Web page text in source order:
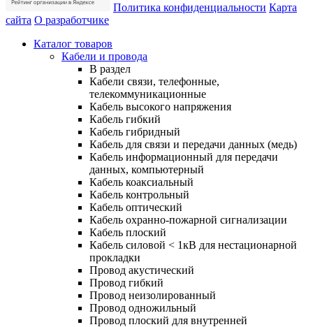
Политика конфиденциальности Карта
сайта О разработчике
Каталог товаров
Кабели и провода
В раздел
Кабели связи, телефонные,
телекоммуникационные
Кабель высокого напряжения
Кабель гибкий
Кабель гибридный
Кабель для связи и передачи данных (медь)
Кабель информационный для передачи
данных, компьютерный
Кабель коаксиальный
Кабель контрольный
Кабель оптический
Кабель охранно-пожарной сигнализации
Кабель плоский
Кабель силовой < 1кВ для нестационарной
прокладки
Провод акустический
Провод гибкий
Провод неизолированный
Провод одножильный
Провод плоский для внутренней